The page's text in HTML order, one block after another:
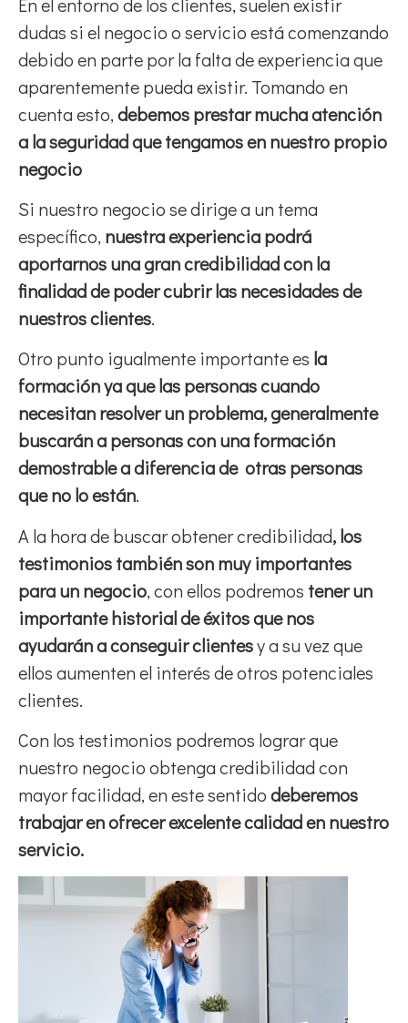
dudas si el negocio o servicio está comenzando
debido en parte por la falta de experiencia que
aparentemente pueda existir. Tomando en
cuenta esto,debemos prestar mucha atención
a la seguridad que tengamos en nuestro propio
negocio
Si nuestro negocio se dirige a un tema
específico, nuestra experiencia podrá
aportarnos una gran credibilidad con la
finalidad de poder cubrir las necesidades de
nuestros clientes.
Otro punto igualmente importante es la
formación ya que las personas cuando
necesitan resolver un problema, generalmente
buscarán a personas con una formación
demostrable a diferencia de otras personas
que no lo están.
A la hora de buscar obtener credibilidad, los
testimonios también son muy importantes
para un negocio, con ellos podremos tener un
importante historial de éxitos que nos
ayudarán a conseguir clientesy a su vez que
ellos aumenten el interés de otros potenciales
clientes.
Con los testimonios podremos lograr que
nuestro negocio obtenga credibilidad con
mayor facilidad, en este sentidodeberemos
trabajar en ofrecer excelente calidad en nuestro
servicio.